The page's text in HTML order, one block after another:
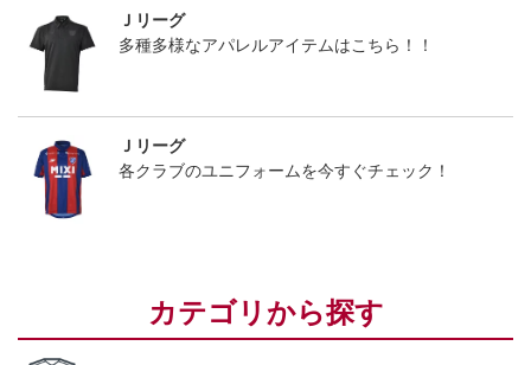
Ｊリーグ
多種多様なアパレルアイテムはこちら！！
Ｊリーグ
各クラブのユニフォームを今すぐチェック！
カテゴリから探す